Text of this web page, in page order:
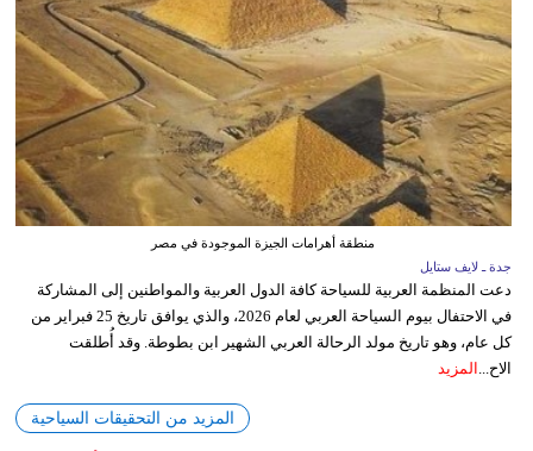
منطقة أهرامات الجيزة الموجودة في مصر
جدة ـ لايف ستايل
دعت المنظمة العربية للسياحة كافة الدول العربية والمواطنين إلى المشاركة
في الاحتفال بيوم السياحة العربي لعام 2026، والذي يوافق تاريخ 25 فبراير من
كل عام، وهو تاريخ مولد الرحالة العربي الشهير ابن بطوطة. وقد أُطلقت
الاح... المزيد
المزيد من التحقيقات السياحية